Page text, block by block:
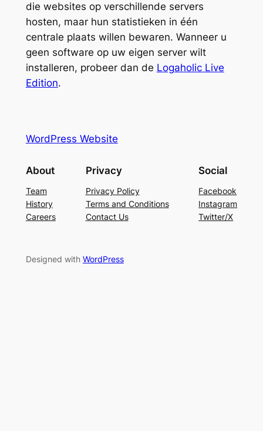
die websites op verschillende servers
hosten, maar hun statistieken in één
centrale plaats willen bewaren. Wanneer u
geen software op uw eigen server wilt
installeren, probeer dan de Logaholic Live
Edition.
WordPress Website
About
Team
History
Careers
Privacy
Privacy Policy
Terms and Conditions
Contact Us
Social
Facebook
Instagram
Twitter/X
Designed with WordPress